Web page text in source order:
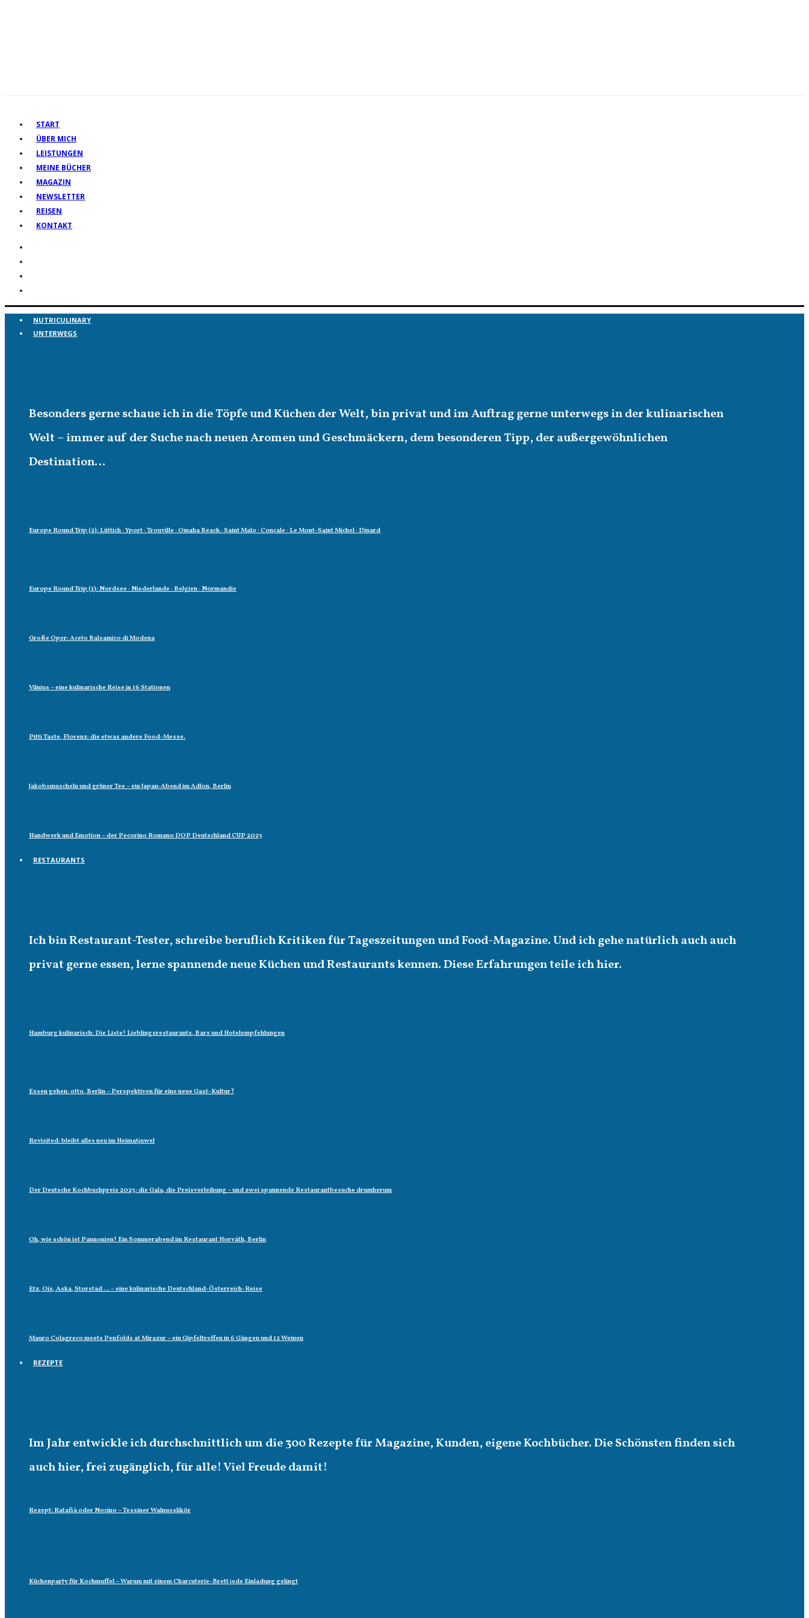
START
ÜBER MICH
LEISTUNGEN
MEINE BÜCHER
MAGAZIN
NEWSLETTER
REISEN
KONTAKT
NUTRICULINARY
UNTERWEGS
Besonders gerne schaue ich in die Töpfe und Küchen der Welt, bin privat und im Auftrag gerne unterwegs in der kulinarischen
Welt – immer auf der Suche nach neuen Aromen und Geschmäckern, dem besonderen Tipp, der außergewöhnlichen
Destination…
Europe Round Trip (2): Lüttich · Yport · Trouville · Omaha Beach · Saint Malo · Concale · Le Mont-Saint Michel · Dinard
Europe Round Trip (1): Nordsee · Niederlande · Belgien · Normandie
Große Oper: Aceto Balsamico di Modena
Vilnius – eine kulinarische Reise in 16 Stationen
Pitti Taste, Florenz: die etwas andere Food-Messe.
Jakobsmuscheln und grüner Tee – ein Japan-Abend im Adlon, Berlin
Handwerk und Emotion – der Pecorino Romano DOP Deutschland CUP 2023
RESTAURANTS
Ich bin Restaurant-Tester, schreibe beruflich Kritiken für Tageszeitungen und Food-Magazine. Und ich gehe natürlich auch auch
privat gerne essen, lerne spannende neue Küchen und Restaurants kennen. Diese Erfahrungen teile ich hier.
Hamburg kulinarisch: Die Liste! Lieblingsrestaurants, Bars und Hotelempfehlungen
Essen gehen: otto, Berlin – Perspektiven für eine neue Gast-Kultur?
Revisited: bleibt alles neu im Heimatjuwel
Der Deutsche Kochbuchpreis 2023: die Gala, die Preisverleihung – und zwei spannende Restaurantbesuche drumherum
Oh, wie schön ist Pannonien! Ein Sommerabend im Restaurant Horváth, Berlin
Etz, Ois, Aska, Storstad … – eine kulinarische Deutschland-Österreich-Reise
Mauro Colagreco meets Penfolds at Mirazur – ein Gipfeltreffen in 6 Gängen und 12 Weinen
REZEPTE
Im Jahr entwickle ich durchschnittlich um die 300 Rezepte für Magazine, Kunden, eigene Kochbücher. Die Schönsten finden sich
auch hier, frei zugänglich, für alle! Viel Freude damit!
Rezept: Ratafià oder Nocino – Tessiner Walnusslikör
Küchenparty für Kochmuffel – Warum mit einem Charcuterie-Brett jede Einladung gelingt